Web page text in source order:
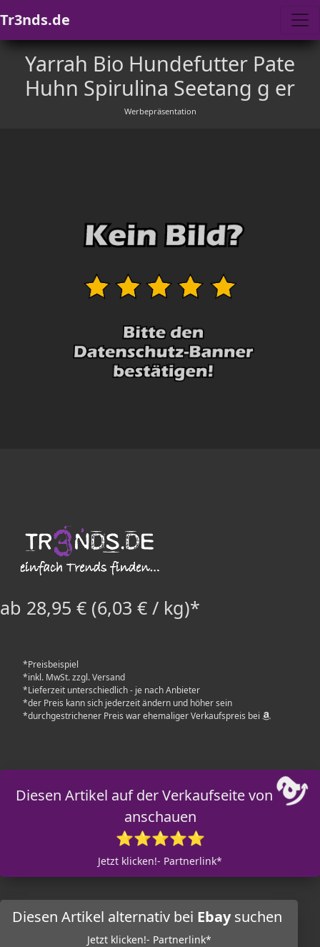
Tr3nds.de
Yarrah Bio Hundefutter Pate
Huhn Spirulina Seetang g er
Werbepräsentation
ab 28,95 € (6,03 € / kg)*
*Preisbeispiel
*inkl. MwSt. zzgl. Versand
*Lieferzeit unterschiedlich - je nach Anbieter
*der Preis kann sich jederzeit ändern und höher sein
*durchgestrichener Preis war ehemaliger Verkaufspreis bei
Diesen Artikel auf der Verkaufseite von
anschauen
⭐⭐⭐⭐⭐
Jetzt klicken!- Partnerlink*
Diesen Artikel alternativ bei Ebaysuchen
Jetzt klicken!- Partnerlink*